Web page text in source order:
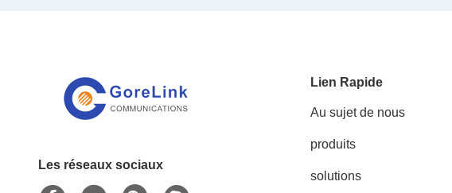
Les réseaux sociaux
Lien Rapide
Au sujet de nous
produits
solutions